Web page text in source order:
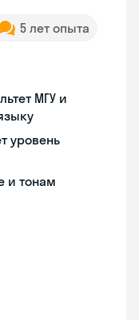
5 лет опыта
МГУ и
уровень
и тонам